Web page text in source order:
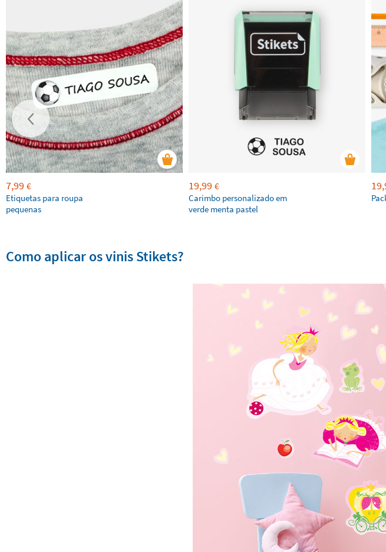
7,99 €
Etiquetas para roupa
pequenas
19,99 €
Carimbo personalizado em
verde menta pastel
Como aplicar os vinis Stikets?